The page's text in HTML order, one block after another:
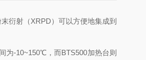
衍射（XRPD）可以方便地集成到
为-10~150℃，而BTS500加热台则